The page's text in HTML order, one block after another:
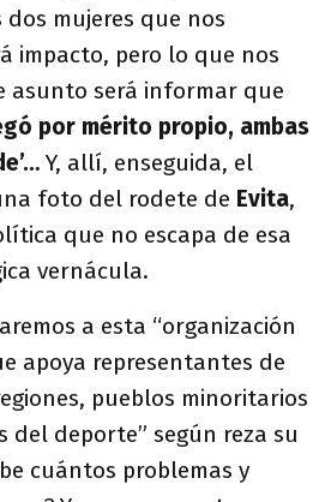
mujeres que nos
impacto, pero lo que nos
asunto será informar que
por mérito propio, ambas
Y, allí, enseguida, el
foto del rodete de Evita,
que no escapa de esa
vernácula.
a esta “organización
apoya representantes de
pueblos minoritarios
deporte” según reza su
cuántos problemas y